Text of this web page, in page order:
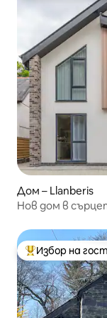
Дом – Llanberis
Нов дом в
Най-популярен
Избор на